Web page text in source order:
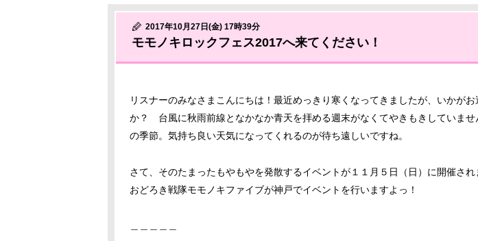
2017年10月27日(金) 17時39分
モモノキロックフェス2017へ来てください！
リスナーのみなさまこんにちは！最近めっきり寒くなってきましたが、いかがお
か？ 台風に秋雨前線となかなか青天を拝める週末がなくてやきもきしていませ
の季節。気持ち良い天気になってくれるのが待ち遠しいですね。
さて、そのたまったもやもやを発散するイベントが１１月５日（日）に開催され
おどろき戦隊モモノキファイブが神戸でイベントを行いますよっ！